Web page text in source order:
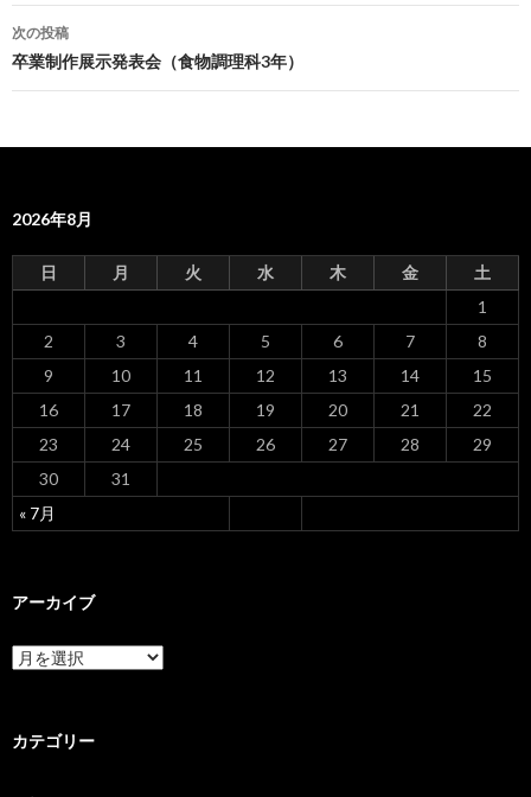
稿
ナ
ゲ
シ
ョ
ン
次の投稿
卒業制作展示発表会（食物調理科3年）
2026年8月
日 月 火 水 木 金 土
« 7月
1
2
3 4 5 6 7
8
9
10 11 12 13 14
15
16
17 18 19 20 21
22
23
24 25 26 27 28
29
30
31
アーカイブ
ア
ー
ブ
カテゴリー